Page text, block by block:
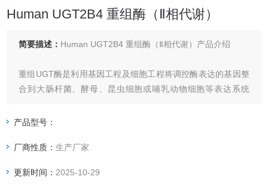
Human UGT2B4 重组酶（Ⅱ相代谢）
简要描述： Human UGT2B4 重组酶（Ⅱ相代谢）产品介绍
重组UGT酶是利用基因工程及细胞工程将调控酶表达的基因整
合到大肠杆菌、酵母、昆虫细胞或哺乳动物细胞等表达系统
度较高的单一的同工酶。
产品型号：
厂商性质：生产厂家
更新时间： 2025-10-29